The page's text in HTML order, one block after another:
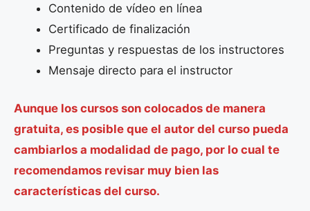
Contenido de vídeo en línea
Certificado de finalización
Preguntas y respuestas de los instructores
Mensaje directo para el instructor
Aunque los cursos son colocados de manera
gratuita, es posible que el autor del curso pueda
cambiarlos a modalidad de pago, por lo cual te
recomendamos revisar muy bien las
características del curso.